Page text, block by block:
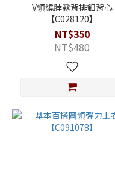
V領繞脖露背排釦背心
【C028120】
NT$350
NT$480